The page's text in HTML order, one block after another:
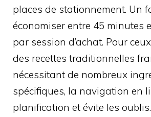
places de stationnement. Un
économiser entre 45 minutes
par session d’achat. Pour
des recettes traditionnelles
nécessitant de nombreux
spécifiques, la navigation en
planification et évite les